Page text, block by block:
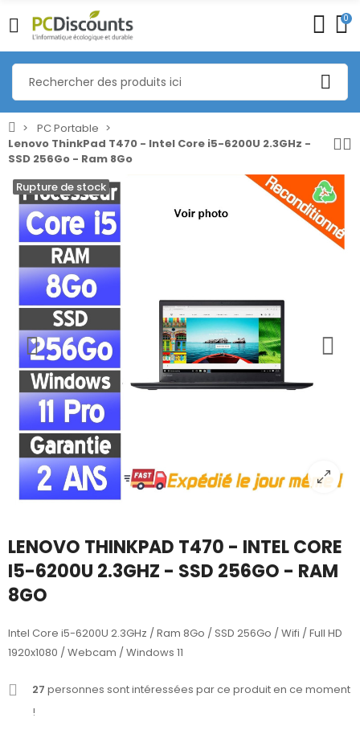
0
PC Portable
Lenovo ThinkPad T470 - Intel Core i5-6200U 2.3GHz -
SSD 256Go - Ram 8Go
Rupture de stock
LENOVO THINKPAD T470 - INTEL CORE
I5-6200U 2.3GHZ - SSD 256GO - RAM
8GO
Intel Core i5-6200U 2.3GHz / Ram 8Go / SSD 256Go / Wifi / Full HD
1920x1080 / Webcam / Windows 11
27 personnes sont intéressées par ce produit en ce moment
!